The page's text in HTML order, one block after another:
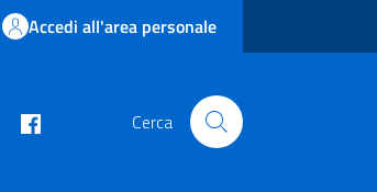
Accedi all'area personale
Cerca